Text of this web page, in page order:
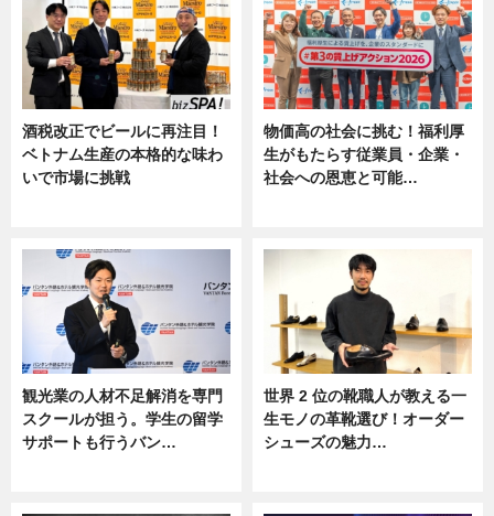
酒税改正でビールに再注目！
ベトナム生産の本格的な味わ
いで市場に挑戦
物価高の社会に挑む！福利厚
生がもたらす従業員・企業・
社会への恩恵と可能…
観光業の人材不足解消を専門
スクールが担う。学生の留学
サポートも行うバン…
世界 2 位の靴職人が教える一
生モノの革靴選び！オーダー
シューズの魅力…